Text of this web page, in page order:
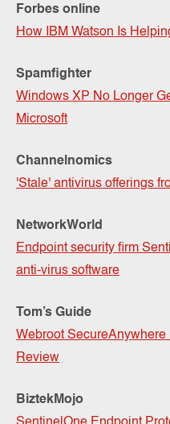
Forbes online
How IBM Watson Is
Spamfighter
Windows XP No Longer
Microsoft
Channelnomics
'Stale' antivirus offerings
NetworkWorld
Endpoint security firm
anti-virus software
Tom’s Guide
Webroot
Review
BiztekMojo